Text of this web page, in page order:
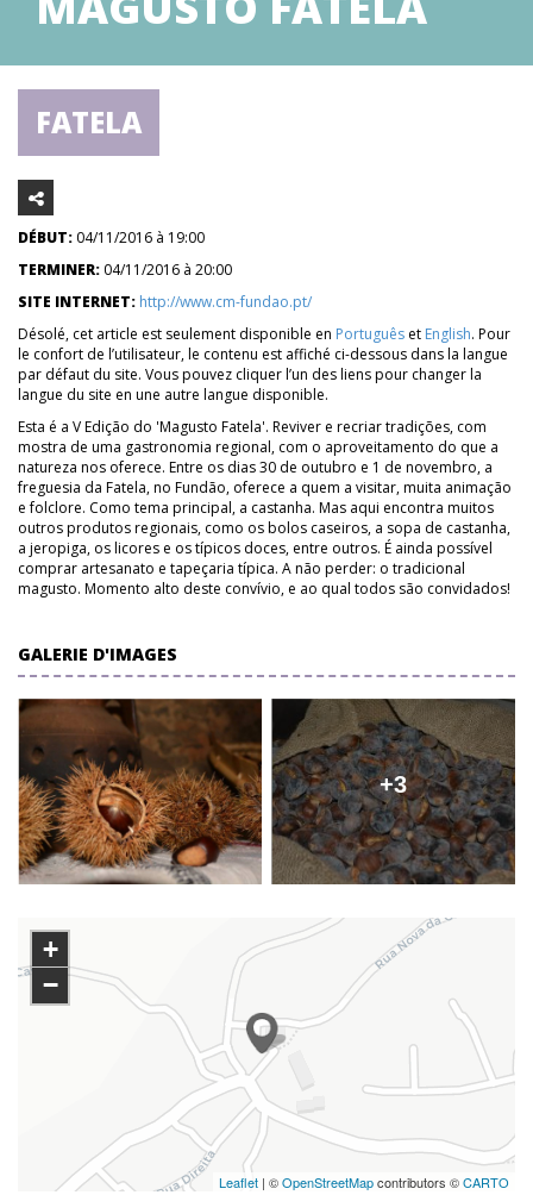
FATELA
DÉBUT: 04/11/2016 à 19:00
TERMINER: 04/11/2016 à 20:00
SITE INTERNET: http://www.cm-fundao.pt/
Désolé, cet article est seulement disponible en Português et English. Pour
le confort de l’utilisateur, le contenu est affiché ci-dessous dans la langue
par défaut du site. Vous pouvez cliquer l’un des liens pour changer la
langue du site en une autre langue disponible.
Esta é a V Edição do 'Magusto Fatela'. Reviver e recriar tradições, com
mostra de uma gastronomia regional, com o aproveitamento do que a
natureza nos oferece. Entre os dias 30 de outubro e 1 de novembro, a
freguesia da Fatela, no Fundão, oferece a quem a visitar, muita animação
e folclore. Como tema principal, a castanha. Mas aqui encontra muitos
outros produtos regionais, como os bolos caseiros, a sopa de castanha,
a jeropiga, os licores e os típicos doces, entre outros. É ainda possível
comprar artesanato e tapeçaria típica. A não perder: o tradicional
magusto. Momento alto deste convívio, e ao qual todos são convidados!
GALERIE D'IMAGES
+3
+
−
Leaflet | ©OpenStreetMapcontributors ©CARTO